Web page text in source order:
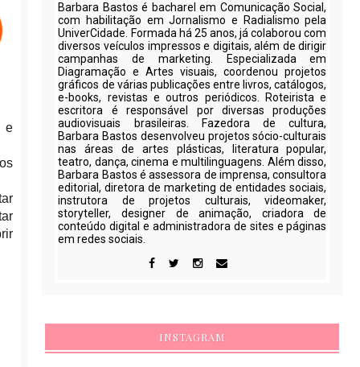
e
Barbara Bastos é bacharel em Comunicação Social,
com habilitação em Jornalismo e Radialismo pela
UniverCidade. Formada há 25 anos, já colaborou com
diversos veículos impressos e digitais, além de dirigir
campanhas de marketing. Especializada em
Diagramação e Artes visuais, coordenou projetos
gráficos de várias publicações entre livros, catálogos,
e-books, revistas e outros periódicos. Roteirista e
escritora é responsável por diversas produções
audiovisuais brasileiras. Fazedora de cultura,
Barbara Bastos desenvolveu projetos sócio-culturais
nas áreas de artes plásticas, literatura popular,
teatro, dança, cinema e multilinguagens. Além disso,
Barbara Bastos é assessora de imprensa, consultora
editorial, diretora de marketing de entidades sociais,
instrutora de projetos culturais, videomaker,
storyteller, designer de animação, criadora de
conteúdo digital e administradora de sites e páginas
em redes sociais.
INSTAGRAM